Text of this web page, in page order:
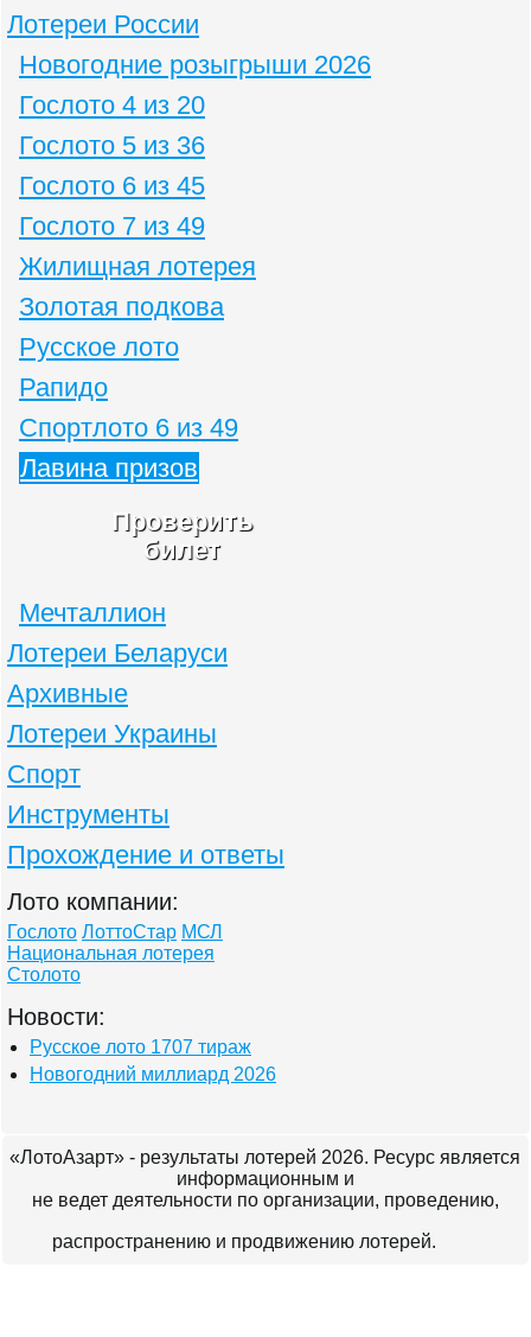
Лотереи России
Новогодние розыгрыши 2026
Гослото 4 из 20
Гослото 5 из 36
Гослото 6 из 45
Гослото 7 из 49
Жилищная лотерея
Золотая подкова
Русское лото
Рапидо
Спортлото 6 из 49
Лавина призов
Проверить
билет
Мечталлион
Лотереи Беларуси
Архивные
Лотереи Украины
Спорт
Инструменты
Прохождение и ответы
Лото компании:
Гослото ЛоттоСтар МСЛ
Национальная лотерея
Столото
Новости:
Русское лото 1707 тираж
Новогодний миллиард 2026
«ЛотоАзарт» - результаты лотерей 2026. Ресурс является
информационным и
не ведет деятельности по организации, проведению,
распространению и продвижению лотерей.